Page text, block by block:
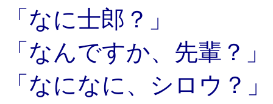
「なに士郎？」
「なんですか、先輩？」
「なになに、シロウ？」